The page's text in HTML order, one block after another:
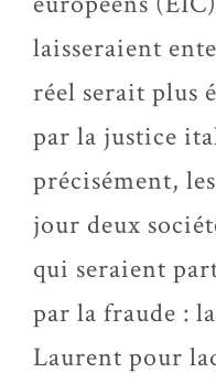
laisseraient
réel serait plus
par la justice
précisément,
jour deux
qui seraient
par la fraude :
Laurent pour